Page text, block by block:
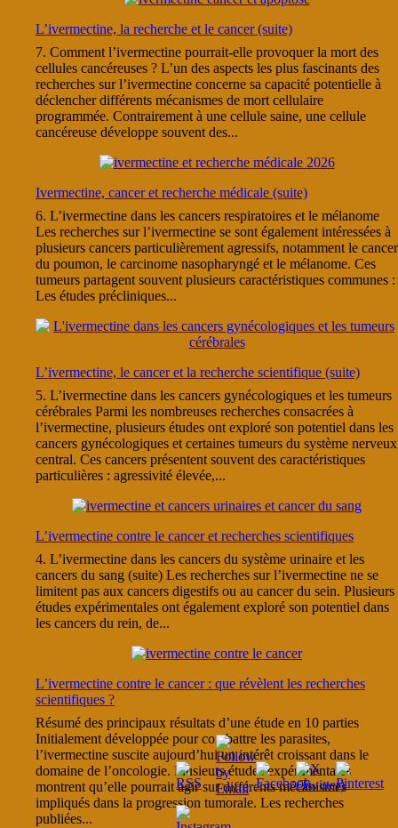
L’ivermectine, la recherche et le cancer (suite)
7. Comment l’ivermectine pourrait-elle provoquer la mort des
cellules cancéreuses ? L’un des aspects les plus fascinants des
recherches sur l’ivermectine concerne sa capacité potentielle à
déclencher différents mécanismes de mort cellulaire
programmée. Contrairement à une cellule saine, une cellule
cancéreuse développe souvent des...
Ivermectine, cancer et recherche médicale (suite)
6. L’ivermectine dans les cancers respiratoires et le mélanome
Les recherches sur l’ivermectine se sont également intéressées à
plusieurs cancers particulièrement agressifs, notamment le cancer
du poumon, le carcinome nasopharyngé et le mélanome. Ces
tumeurs partagent souvent plusieurs caractéristiques communes :
Les études précliniques...
L’ivermectine, le cancer et la recherche scientifique (suite)
5. L’ivermectine dans les cancers gynécologiques et les tumeurs
cérébrales Parmi les nombreuses recherches consacrées à
l’ivermectine, plusieurs études ont exploré son potentiel dans les
cancers gynécologiques et certaines tumeurs du système nerveux
central. Ces cancers présentent souvent des caractéristiques
particulières : agressivité élevée,...
L’ivermectine contre le cancer et recherches scientifiques
4. L’ivermectine dans les cancers du système urinaire et les
cancers du sang (suite) Les recherches sur l’ivermectine ne se
limitent pas aux cancers digestifs ou au cancer du sein. Plusieurs
études expérimentales ont également exploré son potentiel dans
les cancers du rein, de...
L’ivermectine contre le cancer : que révèlent les recherches
scientifiques ?
Résumé des principaux résultats d’une étude en 10 parties
Initialement développée pour combattre les parasites,
l’ivermectine suscite aujourd’hui un intérêt croissant dans le
domaine de l’oncologie. Plusieurs études expérimentales
montrent qu’elle pourrait agir sur différents mécanismes
impliqués dans la progression tumorale. Les recherches
publiées...